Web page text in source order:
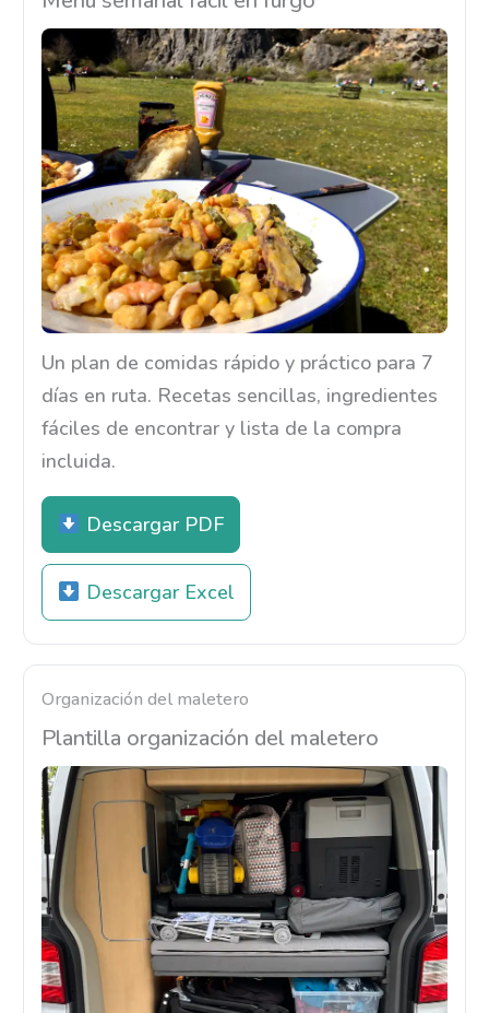
Un plan de comidas rápido y práctico para 7
días en ruta. Recetas sencillas, ingredientes
fáciles de encontrar y lista de la compra
incluida.
Descargar PDF
Descargar Excel
Organización del maletero
Plantilla organización del maletero